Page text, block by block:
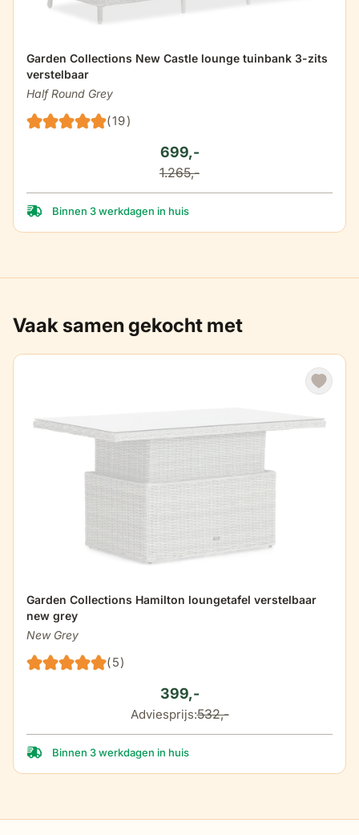
Garden Collections New Castle lounge tuinbank 3-zits
verstelbaar
Half Round Grey
(19)
699,-
1.265,-
Binnen 3 werkdagen in huis
Vaak samen gekocht met
Garden Collections Hamilton loungetafel verstelbaar
new grey
New Grey
(5)
De prijs is afhankelijk van de gekozen opties op de
399,-
Adviesprijs:532,-
Binnen 3 werkdagen in huis